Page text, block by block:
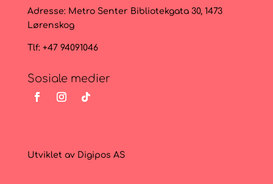
Adresse: Metro Senter Bibliotekgata 30, 1473
Lørenskog
Tlf: +47 94091046
Sosiale medier
Utviklet av Digipos AS